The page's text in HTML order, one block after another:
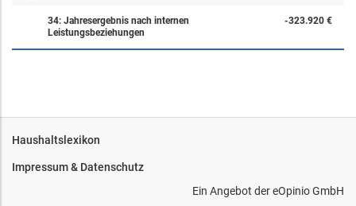
34: Jahresergebnis nach internen
Leistungsbeziehungen
-323.920 €
Haushaltslexikon
Impressum & Datenschutz
Ein Angebot dereOpinio GmbH